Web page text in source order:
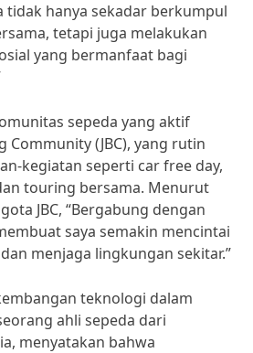
tidak hanya sekadar berkumpul
tetapi juga melakukan
yang bermanfaat bagi
sepeda yang aktif
Community (JBC), yang rutin
kegiatan seperti car free day,
touring bersama. Menurut
JBC, “Bergabung dengan
saya semakin mencintai
menjaga lingkungan sekitar.”
teknologi dalam
ahli sepeda dari
menyatakan bahwa